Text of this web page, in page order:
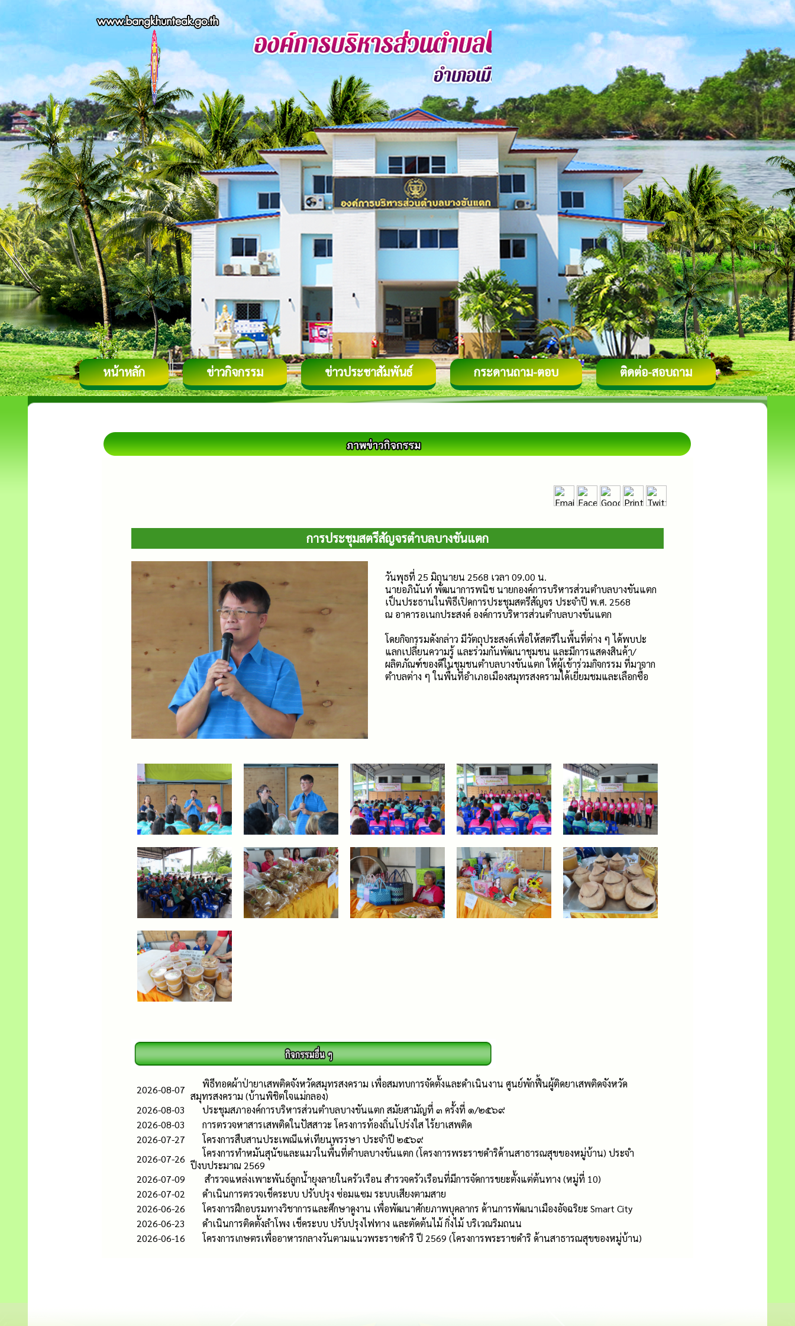
หน้าหลัก ข่าวกิจกรรม ข่าวประชาสัมพันธ์ กระดานถาม-ตอบ ติดต่อ-สอบถาม
การประชุมสตรีสัญจรตำบลบางขันแตก
วันพุธที่ 25 มิถุนายน 2568 เวลา 09.00 น.
นายอภินันท์ พัฒนาการพนิช นายกองค์การบริหารส่วนตำบลบางขันแตก
เป็นประธานในพิธีเปิดการประชุมสตรีสัญจร ประจำปี พ.ศ. 2568
ณ อาคารอเนกประสงค์ องค์การบริหารส่วนตำบลบางขันแตก
โดยกิจกรรมดังกล่าว มีวัตถุประสงค์เพื่อให้สตรีในพื้นที่ต่าง ๆ ได้พบปะ
แลกเปลี่ยนความรู้ และร่วมกันพัฒนาชุมชน และมีการแสดงสินค้า/
ผลิตภัณฑ์ของดีในชุมชนตำบลบางขันแตก ให้ผู้เข้าร่วมกิจกรรม ที่มาจาก
ตำบลต่าง ๆ ในพื้นที่อำเภอเมืองสมุทรสงครามได้เยี่ยมชมและเลือกซื้อ
2026-08-07
พิธีทอดผ้าป่ายาเสพติดจังหวัดสมุทรสงคราม เพื่อสมทบการจัดตั้งและดำเนินงาน ศูนย์พักฟื้นผู้ติดยาเสพติดจังหวัด
สมุทรสงคราม (บ้านพิชิตใจแม่กลอง)
2026-08-03
ประชุมสภาองค์การบริหารส่วนตำบลบางขันแตก สมัยสามัญที่ ๓ ครั้งที่ ๑/๒๕๖๙
2026-08-03
การตรวจหาสารเสพติดในปัสสาวะ โครงการท้องถิ่นโปร่งใส ไร้ยาเสพติด
2026-07-27
โครงการสืบสานประเพณีแห่เทียนพรรษา ประจำปี ๒๕๖๙
2026-07-26
โครงการทำหมันสุนัขและแมวในพื้นที่ตำบลบางขันแตก (โครงการพระราชดำริด้านสาธารณสุขของหมู่บ้าน) ประจำ
ปีงบประมาณ 2569
2026-07-09
สำรวจแหล่งเพาะพันธ์ลูกน้ำยุงลายในครัวเรือน สำรวจครัวเรือนที่มีการจัดการขยะตั้งแต่ต้นทาง (หมู่ที่ 10)
2026-07-02
ดำเนินการตรวจเช็คระบบ ปรับปรุง ซ่อมแซม ระบบเสียงตามสาย
2026-06-26
โครงการฝึกอบรมทางวิชาการและศึกษาดูงาน เพื่อพัฒนาศักยภาพบุคลากร ด้านการพัฒนาเมืองอัจฉริยะ Smart City
2026-06-23
ดำเนินการติดตั้งลำโพง เช็คระบบ ปรับปรุงไฟทาง และตัดต้นไม้ กิ่งไม้ บริเวณริมถนน
2026-06-16
โครงการเกษตรเพื่ออาหารกลางวันตามแนวพระราชดำริ ปี 2569 (โครงการพระราชดำริ ด้านสาธารณสุขของหมู่บ้าน)